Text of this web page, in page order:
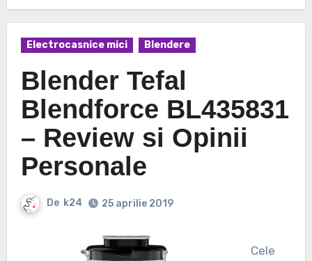
Electrocasnice mici Blendere
Blender Tefal
Blendforce BL435831
– Review si Opinii
Personale
De k24 25 aprilie 2019
Cele